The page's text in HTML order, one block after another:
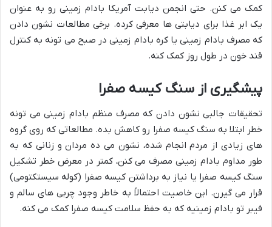
کمک می کنن. حتی انجمن دیابت آمریکا بادام زمینی رو به عنوان
یک ابر غذا برای دیابتی ها معرفی کرده. برخی مطالعات نشون دادن
که مصرف بادام زمینی یا کره بادام زمینی در صبح می تونه به کنترل
قند خون در طول روز کمک کنه.
پیشگیری از سنگ کیسه صفرا
تحقیقات جالبی نشون دادن که مصرف منظم بادام زمینی می تونه
خطر ابتلا به سنگ کیسه صفرا رو کاهش بده. مطالعاتی که روی گروه
های زیادی از مردم انجام شده، نشون می ده مردان و زنانی که به
طور مداوم بادام زمینی مصرف می کنن، کمتر در معرض خطر تشکیل
سنگ کیسه صفرا یا نیاز به برداشتن کیسه صفرا (کوله سیستکتومی)
قرار می گیرن. این خاصیت احتمالاً به خاطر وجود چربی های سالم و
فیبر تو بادام زمینیه که به حفظ سلامت کیسه صفرا کمک می کنه.